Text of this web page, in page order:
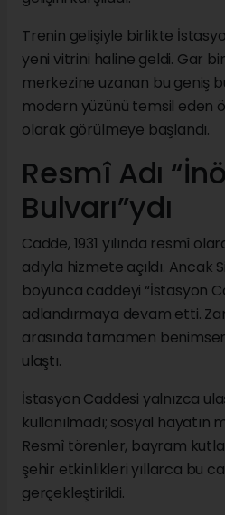
Trenin gelişiyle birlikte
yeni vitrini haline geldi. Gar
merkezine uzanan bu geniş
modern yüzünü temsil eden
olarak görülmeye başlandı.
Resmî Adı
Bulvarı”ydı
Cadde, 1931 yılında resmî
adıyla hizmete açıldı. Ancak
boyunca caddeyi “İstasyon
adlandırmaya devam etti.
arasında tamamen
ulaştı.
İstasyon Caddesi yalnızca
kullanılmadı; sosyal hayatın
Resmî törenler, bayram
şehir etkinlikleri yıllarca bu
gerçekleştirildi.